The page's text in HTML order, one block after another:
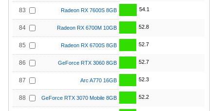
83 Radeon RX 7600S 8GB 54.1
84 Radeon RX 6700M 10GB 52.8
85 Radeon RX 6700S 8GB 52.7
86 GeForce RTX 3060 8GB 52.7
87 Arc A770 16GB 52.3
88 GeForce RTX 3070 Mobile 8GB 52.2